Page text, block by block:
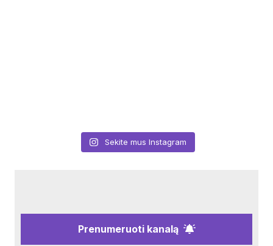
Sekite mus Instagram
Prenumeruoti kanalą